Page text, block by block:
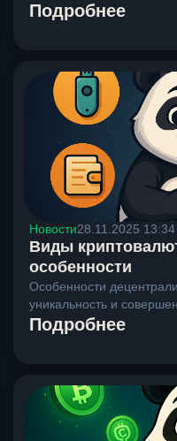
Подробнее
Новости28.11.2025 13:34
Виды
особенности
Особенности
уникальность и
Подробнее